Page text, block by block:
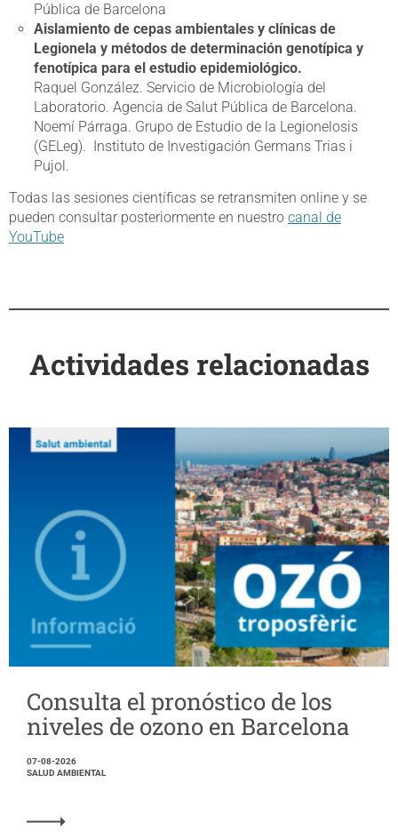
Pública de Barcelona
Aislamiento de cepas ambientales y clínicas de
Legionela y métodos de determinación genotípica y
fenotípica para el estudio epidemiológico.
Raquel González. Servicio de Microbiología del
Laboratorio. Agencia de Salut Pública de Barcelona.
Noemí Párraga. Grupo de Estudio de la Legionelosis
(GELeg). Instituto de Investigación Germans Trias i
Pujol.
Todas las sesiones científicas se retransmiten online y se
pueden consultar posteriormente en nuestro canal de
YouTube
Actividades relacionadas
Consulta el pronóstico de los
niveles de ozono en Barcelona
07-08-2026
SALUD AMBIENTAL